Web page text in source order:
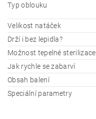
Typ oblouku
Velikost natáček
Drží i bez lepidla?
Možnost tepelné sterilizace
Jak rychle se zabarví
Obsah balení
Speciální parametry